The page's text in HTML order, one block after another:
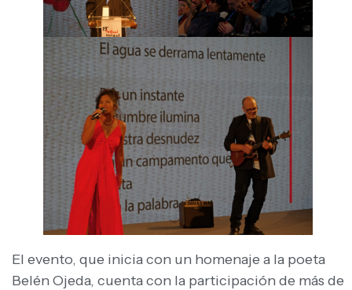
El evento, que inicia con un homenaje a la poeta
Belén Ojeda, cuenta con la participación de más de